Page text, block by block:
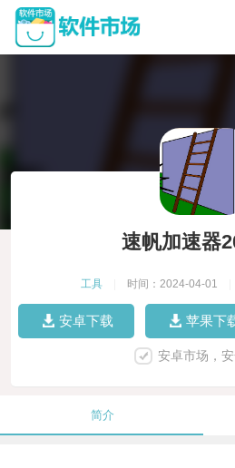
速帆加速器
工具 时间：2024-04-01
安卓下载 苹果下
安卓市场，
简介